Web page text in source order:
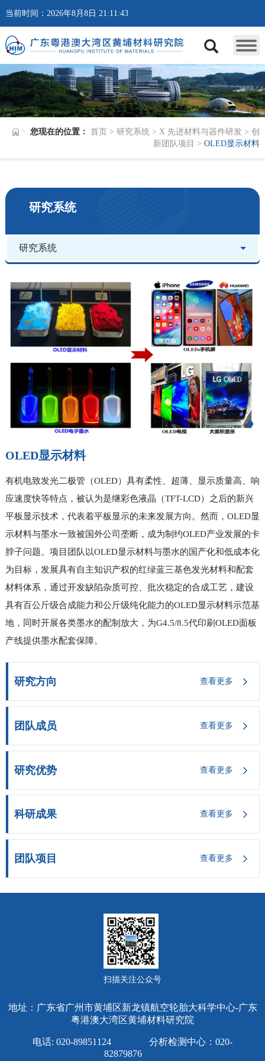
当前时间：2026年8月8日 21:11:43
您现在的位置： 首页 >研究系统 > X 先进材料与器件研发 >创
新团队项目 >OLED显示材料
研究系统
研究系统
OLED显示材料
有机电致发光二极管（OLED）具有柔性、超薄、显示质量高、响
应速度快等特点，被认为是继彩色液晶（TFT-LCD）之后的新兴
平板显示技术，代表着平板显示的未来发展方向。然而，OLED显
示材料与墨水一致被国外公司垄断，成为制约OLED产业发展的卡
脖子问题。项目团队以OLED显示材料与墨水的国产化和低成本化
为目标，发展具有自主知识产权的红绿蓝三基色发光材料和配套
材料体系，通过开发缺陷杂质可控、批次稳定的合成工艺，建设
具有百公斤级合成能力和公斤级纯化能力的OLED显示材料示范基
地，同时开展各类墨水的配制放大，为G4.5/8.5代印刷OLED面板
产线提供墨水配套保障。
查看更多
研究方向
查看更多
团队成员
查看更多
研究优势
查看更多
科研成果
查看更多
团队项目
扫描关注公众号
地址：广东省广州市黄埔区新龙镇航空轮胎大科学中心-广东
粤港澳大湾区黄埔材料研究院
电话: 020-89851124 分析检测中心：020-
82879876